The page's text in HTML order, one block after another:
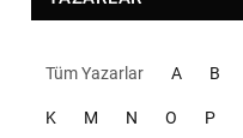
Tüm Yazarlar A B
K M N O P